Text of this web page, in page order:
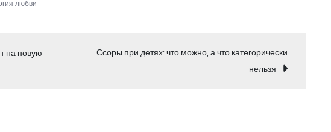
любви
на новую
Ссоры при детях: что можно, а что категорически
нельзя